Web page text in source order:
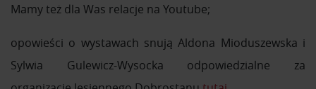
Mamy też dla Was relacje na Youtube;
opowieści o wystawach snują Aldona Mioduszewska i
Sylwia Gulewicz-Wysocka odpowiedzialne za